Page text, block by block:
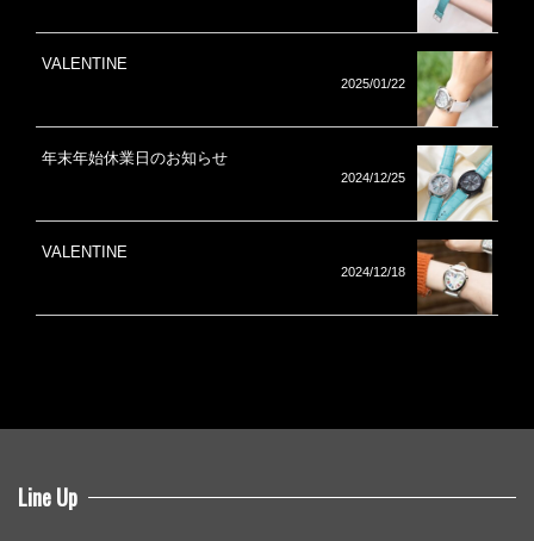
VALENTINE
2025/01/22
年末年始休業日のお知らせ
2024/12/25
VALENTINE
2024/12/18
Line Up